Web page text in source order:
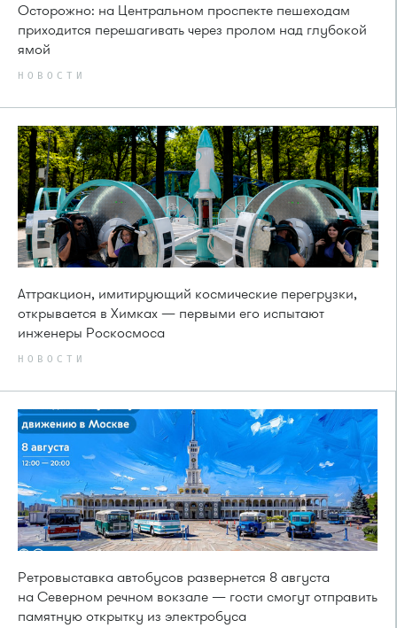
Осторожно: на Центральном проспекте пешеходам
приходится перешагивать через пролом над глубокой
ямой
НОВОСТИ
Аттракцион, имитирующий космические перегрузки,
открывается в Химках — первыми его испытают
инженеры Роскосмоса
НОВОСТИ
Ретровыставка автобусов развернется 8 августа
на Северном речном вокзале — гости смогут отправить
памятную открытку из электробуса